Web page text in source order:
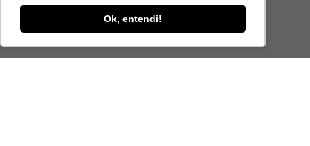
Ok, entendi!